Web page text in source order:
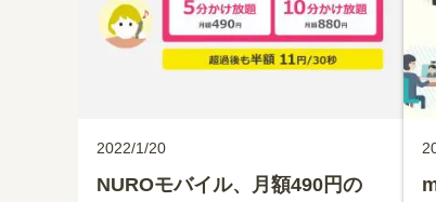
2022/1/20
NUROモバイル、月額490円の